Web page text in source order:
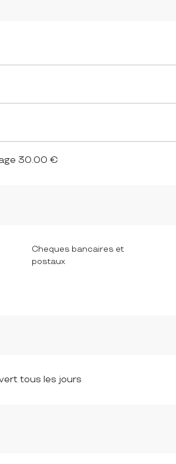
30.00 €
Cheques bancaires et
postaux
tous les jours